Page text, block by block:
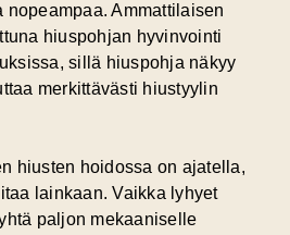
nopeampaa. Ammattilaisen
hiuspohjan hyvinvointi
sillä hiuspohja näkyy
merkittävästi hiustyylin
hiusten hoidossa on ajatella,
lainkaan. Vaikka lyhyet
paljon mekaaniselle